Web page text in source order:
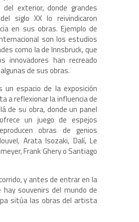
exterior, donde grandes
siglo XX lo reivindicaron
en sus obras. Ejemplo de
son los estudios
como la de Innsbruck, que
innovadores han recreado
de sus obras.
un espacio de la exposición
a reflexionar la influencia de
de su obra, donde un panel
un juego de espejos
obras de genios
Arata Isozaki, Dalí, Le
Frank Ghery o Santiago
y antes de entrar en la
hay souvenirs del mundo de
sitúa las obras del artista